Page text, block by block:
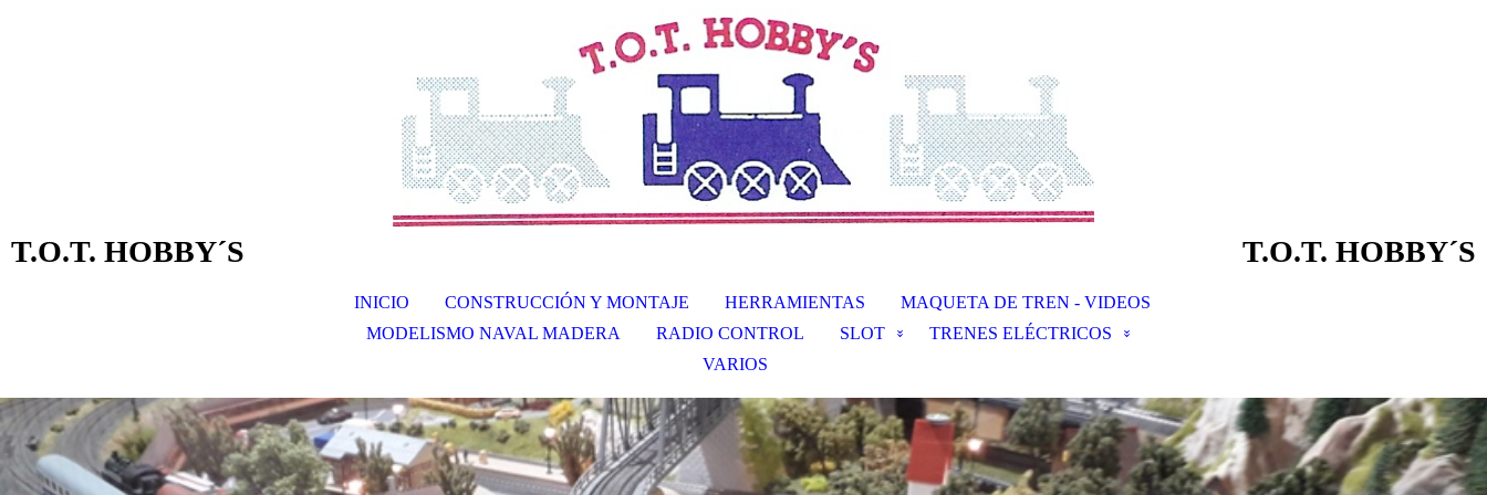
T.O.T. HOBBY´S T.O.T. HOBBY´S
INICIO CONSTRUCCIÓN Y MONTAJE HERRAMIENTAS
MAQUETA DE TREN - VIDEOS
MODELISMO NAVAL MADERA
RADIO CONTROL SLOT
TRENES ELÉCTRICOS
VARIOS